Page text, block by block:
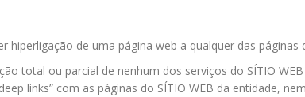
hiperligação de uma página web a qualquer das
total ou parcial de nenhum dos serviços do SÍTIO
links” com as páginas do SÍTIO WEB da entidade,